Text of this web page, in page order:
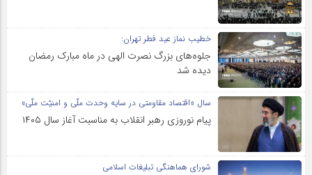
خطیب نماز عید فطر تهران:
جلوه‌های بزرگ نصرت الهی در ماه مبارک رمضان
دیده شد
سال «اقتصاد مقاومتی در سایه وحدت ملّی و امنیّت ملّی»
پیام نوروزی رهبر انقلاب به مناسبت آغاز سال ۱۴۰۵
شورای هماهنگی تبلیغات اسلامی